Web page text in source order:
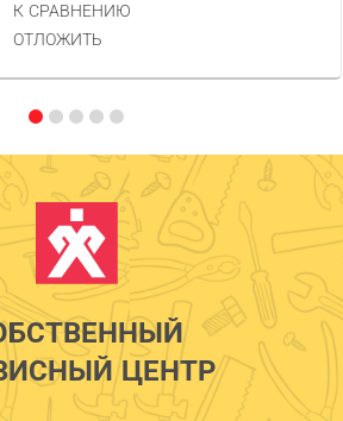
К СРАВНЕНИЮ
ОТЛОЖИТЬ
ЦЕНТР